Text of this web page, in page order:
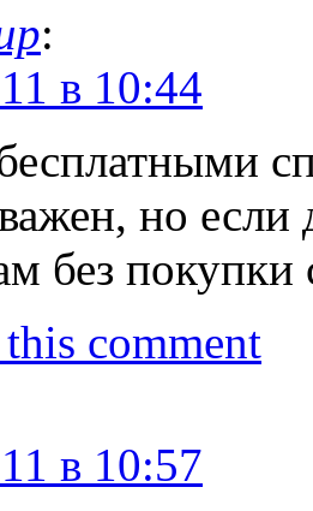
:
в 10:44
но если
без
comment
в 10:57